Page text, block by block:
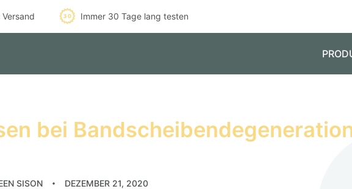
Versand Immer 30 Tage lang testen
bei
SISON DEZEMBER 21, 2020